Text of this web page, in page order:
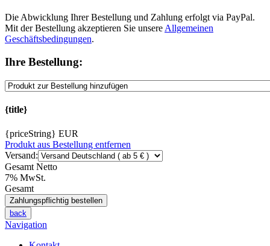
Die Abwicklung Ihrer Bestellung und Zahlung erfolgt via PayPal.
Mit der Bestellung akzeptieren Sie unsere Allgemeinen
Geschäftsbedingungen.
Ihre Bestellung:
{title}
{priceString} EUR
Produkt aus Bestellung entfernen
Versand:
Gesamt Netto
7% MwSt.
Gesamt
back
Navigation